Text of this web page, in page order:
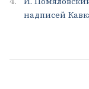
надписей